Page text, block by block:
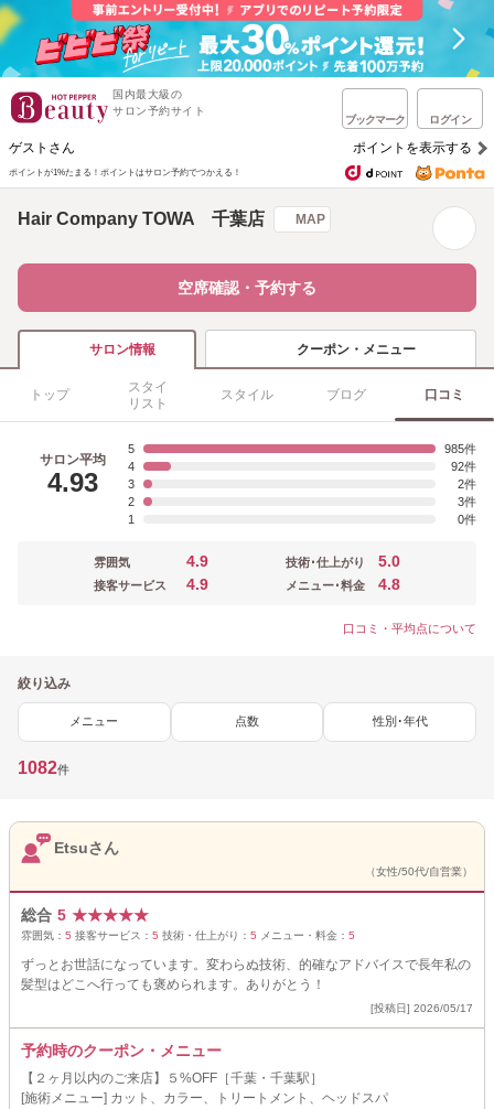
国内最大級の
サロン予約サイト
ブックマーク ログイン
ゲストさん ポイントを表示する
ポイントが1%たまる！ ポイントはサロン予約でつかえる！
Hair Company TOWA 千葉店 MAP
空席確認・予約する
サロン情報 クーポン・メニュー
トップ
スタイ
リスト
スタイル ブログ 口コミ
サロン平均
4.93
5
985
4
92
3
2
2
3
1
0
雰囲気 4.9
接客サービス 4.9
技術･仕上がり 5.0
メニュー･料金 4.8
口コミ・平均点について
絞り込み
メニュー 点数 性別･年代
1082件
Etsuさん
（女性/50代/自営業）
総合 5 ★★★★★
雰囲気： 5 接客サービス： 5 技術・仕上がり： 5 メニュー・料金： 5
ずっとお世話になっています。変わらぬ技術、的確なアドバイスで長年私の
髪型はどこへ行っても褒められます。ありがとう！
[投稿日] 2026/05/17
予約時のクーポン・メニュー
【２ヶ月以内のご来店】５%OFF［千葉・千葉駅］
[施術メニュー] カット、カラー、トリートメント、ヘッドスパ